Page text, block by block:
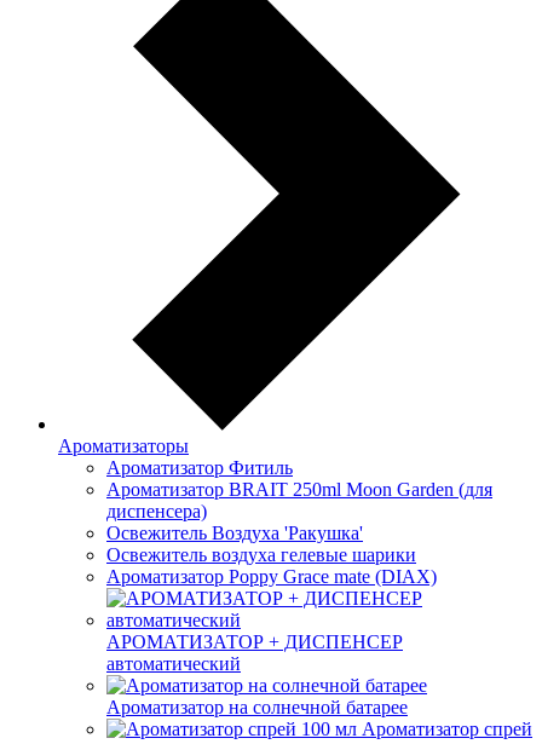
Ароматизаторы
Ароматизатор Фитиль
Ароматизатор BRAIT 250ml Moon Garden (для
диспенсера)
Освежитель Воздуха 'Ракушка'
Освежитель воздуха гелевые шарики
Ароматизатор Poppy Grace mate (DIAX)
АРОМАТИЗАТОР + ДИСПЕНСЕР
автоматический
Ароматизатор на солнечной батарее
Ароматизатор спрей